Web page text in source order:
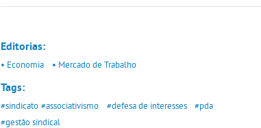
Editorias:
• Economia • Mercado de Trabalho
Tags:
#sindicato #associativismo #defesa de interesses
#pda
#gestão sindical